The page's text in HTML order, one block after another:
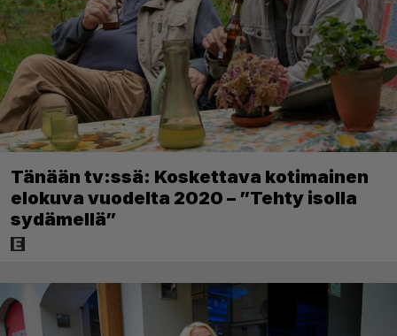
Tänään tv:ssä: Koskettava kotimainen
elokuva vuodelta 2020 – ”Tehty isolla
sydämellä”